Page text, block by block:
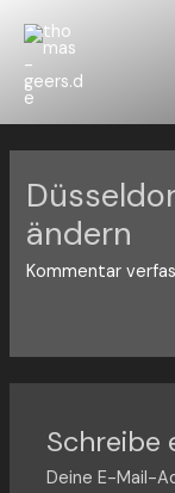
Inhalt
springen
ändern
Kommentar
Schreibe
Deine E-Mail-